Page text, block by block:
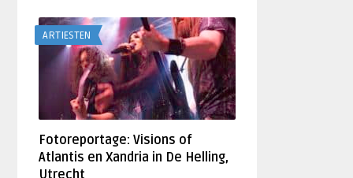
ARTIESTEN
Fotoreportage: Visions of
Atlantis en Xandria in De Helling,
Utrecht